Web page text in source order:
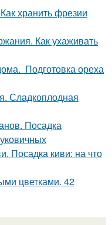
хранить фрезии
Как ухаживать
Подготовка ореха
Сладкоплодная
Посадка
Посадка киви: на что
цветками. 42